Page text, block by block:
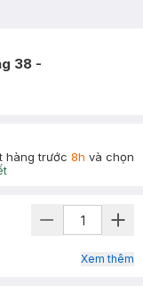
38 -
hàng trước 8h và chọn
Xem thêm